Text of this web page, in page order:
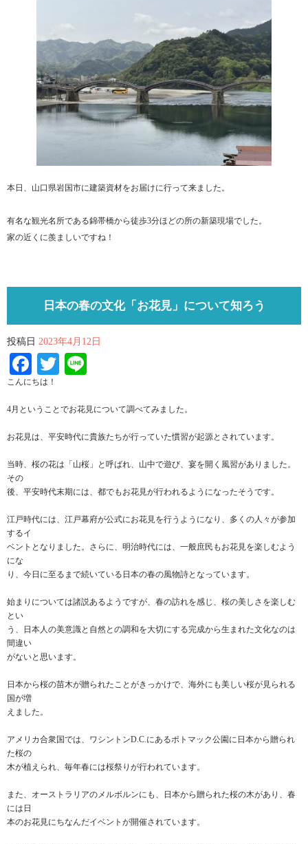
本日、山口県岩国市に建築資材をお届けに行って来ました。
有名な観光名所である錦帯橋から徒歩3分ほどの所の新築現場でした。
家の近くに羨ましいですね！
日本の春の文化「お花見」について知ろう
投稿日 2023年4月12日
Facebook
Twitter
こんにちは！
4月ということでお花見について調べてみました。
お花見は、平安時代に貴族たちが行っていた慣習が起源とされています。
当時、桜の花は「山桜」と呼ばれ、山中で遊び、宴を開く風習がありました。
その
後、平安時代末期には、都でもお花見が行われるようになったそうです。
江戸時代には、江戸幕府が公式にお花見を行うようになり、多くの人々が参加
するイ
ベントとなりました。さらに、明治時代には、一般庶民もお花見を楽しむよう
にな
り、今日に至るまで続いている日本の春の風物詩となっています。
始まりについては諸説あるようですが、春の訪れを感じ、桜の美しさを楽しむ
とい
う、日本人の美意識と自然との調和を大切にする完成から生まれた文化なのは
間違い
がないと思います。
日本から桜の苗木が贈られたことがきっかけで、海外にも美しい桜が見られる
国が増
えました。
アメリカ合衆国では、ワシントンD.C.にあるポトマック公園に日本から贈られ
た桜の
木が植えられ、毎年春には桜祭りが行われています。
また、オーストラリアのメルボルンにも、日本から贈られた桜の木があり、春
には日
本のお花見にちなんだイベントが開催されています。